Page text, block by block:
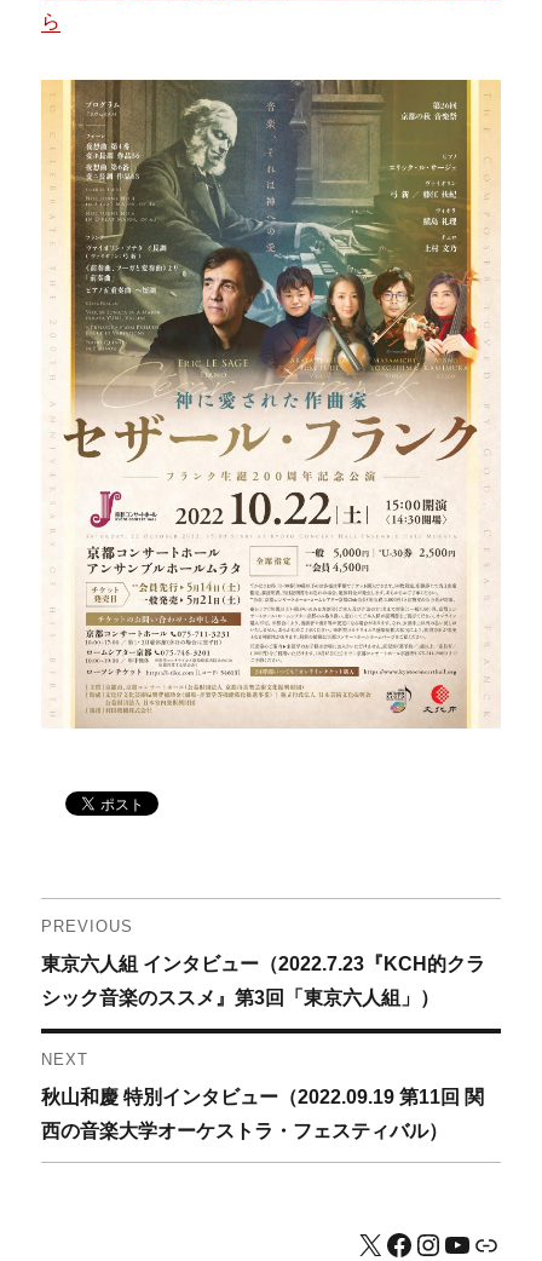
ら
投
稿
ナ
ビ
ゲ
PREVIOUS
Previous
post:
東京六人組 インタビュー（2022.7.23『KCH的クラ
シック音楽のススメ』第3回「東京六人組」）
NEXT
Next
post:
秋山和慶 特別インタビュー（2022.09.19 第11回 関
西の音楽大学オーケストラ・フェスティバル）
X Facebook
Instagram
公式HP